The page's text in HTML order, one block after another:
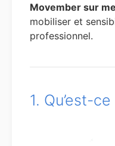
Movember sur
mobiliser et
professionnel.
1. Qu’est-